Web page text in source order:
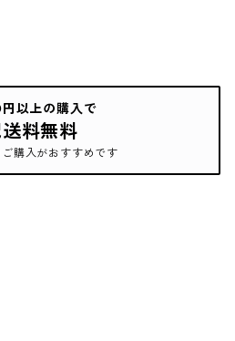
以上の購入で
料無料
購入がおすすめです